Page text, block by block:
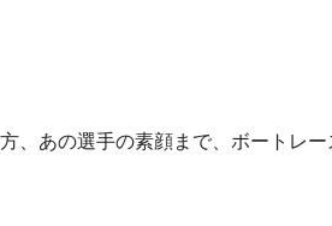
、あの選手の素顔まで、ボートレ